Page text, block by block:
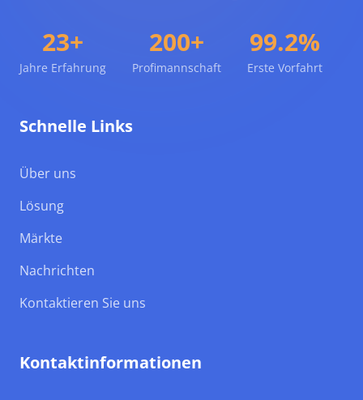
23+
Jahre Erfahrung
200+
Profimannschaft
99.2%
Erste Vorfahrt
Schnelle Links
Über uns
Lösung
Märkte
Nachrichten
Kontaktieren Sie uns
Kontaktinformationen